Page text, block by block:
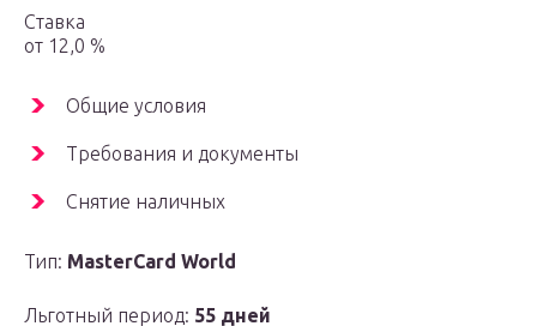
Ставка
от 12,0 %
Общие условия
Требования и документы
Снятие наличных
Тип: MasterСard World
Льготный период: 55 дней